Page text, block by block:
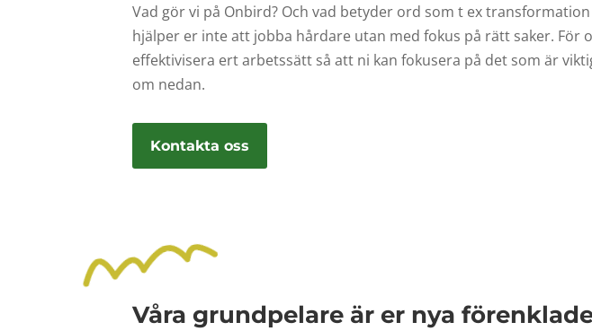
Vad gör vi på Onbird? Och vad betyder ord som t ex
hjälper er inte att jobba hårdare utan med fokus på rätt saker. För
effektivisera ert arbetssätt så att ni kan fokusera på det som är
om nedan.
Kontakta oss
Våra grundpelare är er nya